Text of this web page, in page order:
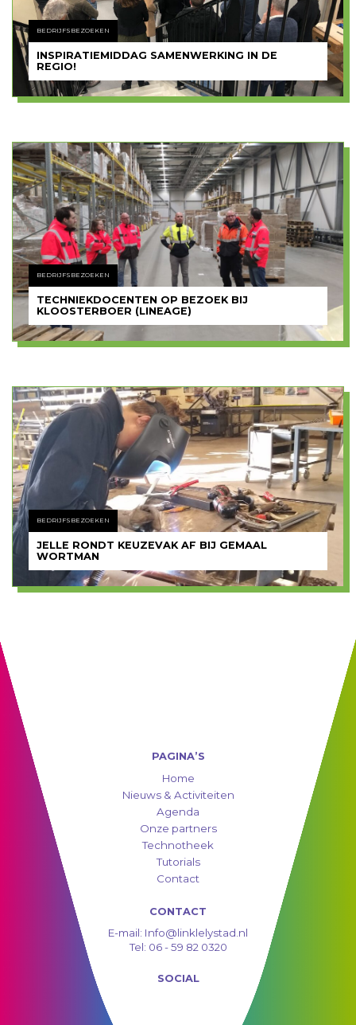
BEDRIJFSBEZOEKEN
INSPIRATIEMIDDAG SAMENWERKING IN DE
REGIO!
BEDRIJFSBEZOEKEN
TECHNIEKDOCENTEN OP BEZOEK BIJ
KLOOSTERBOER (LINEAGE)
BEDRIJFSBEZOEKEN
JELLE RONDT KEUZEVAK AF BIJ GEMAAL
WORTMAN
PAGINA’S
Home
Nieuws & Activiteiten
Agenda
Onze partners
Technotheek
Tutorials
Contact
CONTACT
E-mail: Info@linklelystad.nl
Tel: 06 - 59 82 0320
SOCIAL